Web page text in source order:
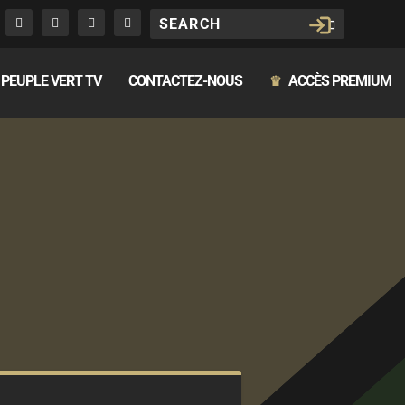
PEUPLE VERT TV CONTACTEZ-NOUS ♛ ACCÈS PREMIUM